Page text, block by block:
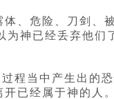
、危险、刀剑、
神已经丢弃他们
程当中产生出的恐
已经属于神的人